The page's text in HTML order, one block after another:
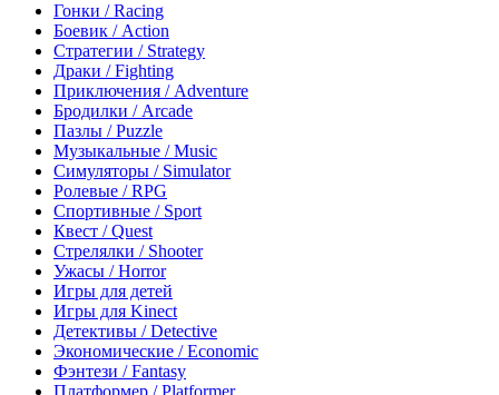
Гонки / Racing
Боевик / Action
Стратегии / Strategy
Драки / Fighting
Приключения / Adventure
Бродилки / Arcade
Пазлы / Puzzle
Музыкальные / Music
Симуляторы / Simulator
Ролевые / RPG
Спортивные / Sport
Квест / Quest
Стрелялки / Shooter
Ужасы / Horror
Игры для детей
Игры для Kinect
Детективы / Detective
Экономические / Economic
Фэнтези / Fantasy
Платформер / Platformer